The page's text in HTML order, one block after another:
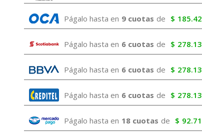
Págalo hasta en 9 cuotas de $ 185.42
Págalo hasta en 6 cuotas de $ 278.13
Págalo hasta en 6 cuotas de $ 278.13
Págalo hasta en 6 cuotas de $ 278.13
Págalo hasta en 18 cuotas de $ 92.71